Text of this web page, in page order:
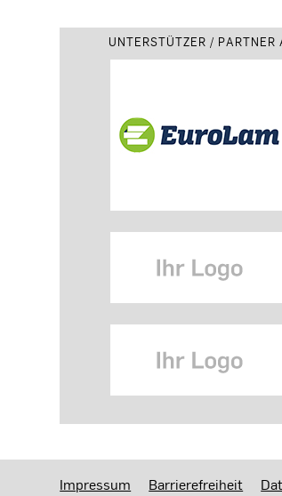
UNTERSTÜTZER / PARTNER
Impressum Barrierefreiheit